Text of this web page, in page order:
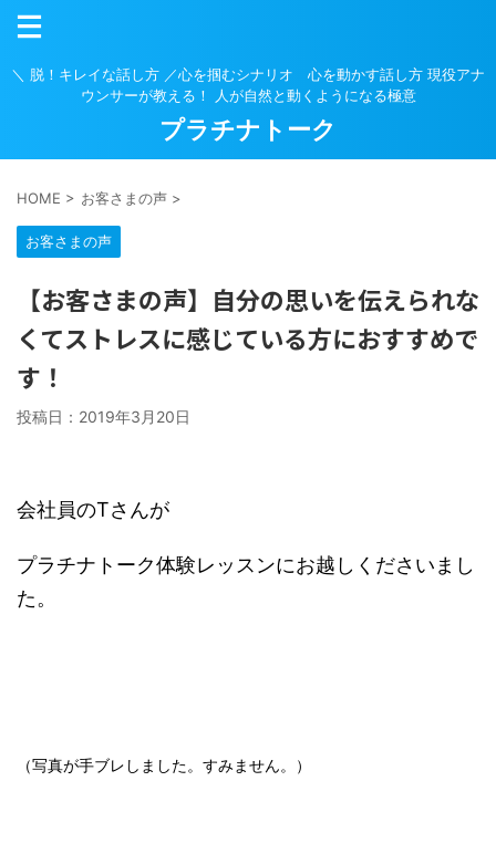
＼ 脱！キレイな話し方 ／心を掴むシナリオ 心を動かす話し方 現役アナ
ウンサーが教える！ 人が自然と動くようになる極意
プラチナトーク
HOME > お客さまの声 >
お客さまの声
【お客さまの声】自分の思いを伝えられな
くてストレスに感じている方におすすめで
す！
投稿日： 2019年3月20日
会社員のTさんが
プラチナトーク体験レッスンにお越しくださいまし
た。
（写真が手ブレしました。すみません。）